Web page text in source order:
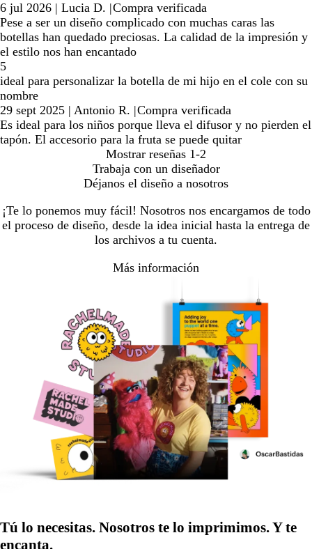
6 jul 2026 | Lucia D. |Compra verificada
Pese a ser un diseño complicado con muchas caras las
botellas han quedado preciosas. La calidad de la impresión y
el estilo nos han encantado
5
ideal para personalizar la botella de mi hijo en el cole con su
nombre
29 sept 2025 | Antonio R. |Compra verificada
Es ideal para los niños porque lleva el difusor y no pierden el
tapón. El accesorio para la fruta se puede quitar
Mostrar reseñas 1-2
Trabaja con un diseñador
Déjanos el diseño a nosotros
¡Te lo ponemos muy fácil! Nosotros nos encargamos de todo
el proceso de diseño, desde la idea inicial hasta la entrega de
los archivos a tu cuenta.
Más información
Tú lo necesitas. Nosotros te lo imprimimos. Y te
encanta.